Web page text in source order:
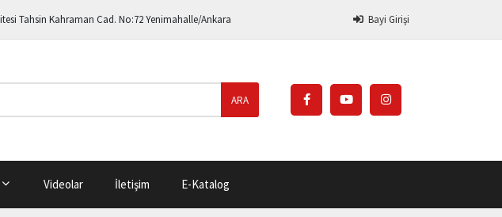
Tahsin Kahraman Cad. No:72 Yenimahalle/Ankara Bayi Girişi
ARA
Videolar İletişim E-Katalog